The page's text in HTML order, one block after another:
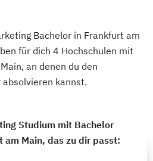
Bachelor in Frankfurt am
für dich 4 Hochschulen mit
an denen du den
kannst.
Studium mit Bachelor
am Main, das zu dir passt: